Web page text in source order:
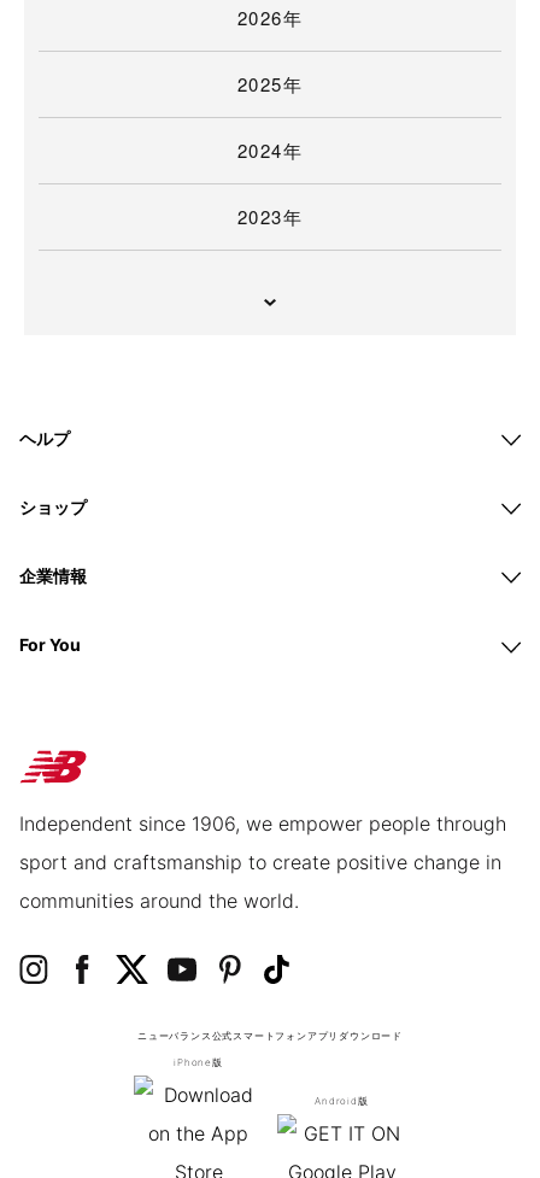
2026年
2025年
2024年
2023年
ヘルプ
ショップ
企業情報
For You
Independent since 1906, we empower people through
sport and craftsmanship to create positive change in
communities around the world.
ニューバランス公式スマートフォンアプリ ダウンロード
iPhone版
Android版